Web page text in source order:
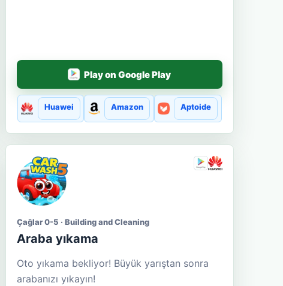
Play on Google Play
Huawei Amazon Aptoide
Çağlar 0-5 · Building and Cleaning
Araba yıkama
Oto yıkama bekliyor! Büyük yarıştan sonra
arabanızı yıkayın!